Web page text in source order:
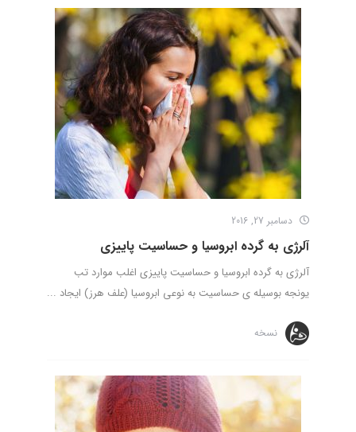
دسامبر 27, 2016
آلرژی به گرده ابروسیا و حساسیت پاییزی
آلرژی به گرده ابروسیا و حساسیت پاییزی اغلب موارد تب
یونجه بوسیله ی حساسیت به نوعی ابروسیا (علف هرز) ایجاد ...
نسخه